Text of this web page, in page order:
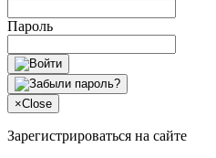
Пароль
×Close
Зарегистрироваться на сайте